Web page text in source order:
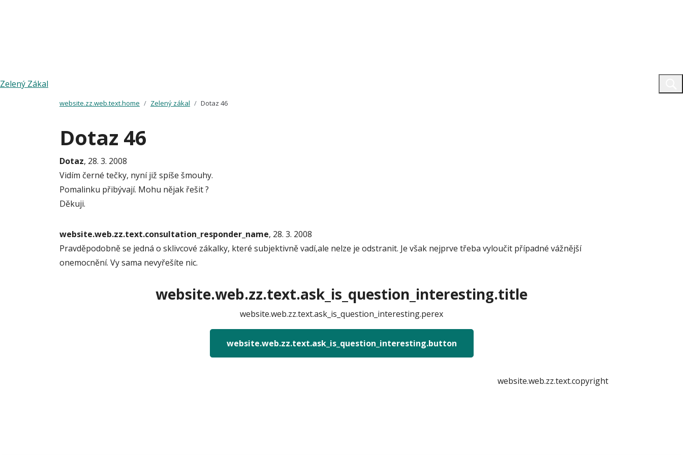
Zelený Zákal
website.zz.web.text.home Zelený zákal Dotaz 46
Dotaz 46
Dotaz, 28. 3. 2008
Vidím černé tečky, nyní již spíše šmouhy.
Pomalinku přibývají. Mohu nějak řešit ?
Děkuji.
website.web.zz.text.consultation_responder_name, 28. 3. 2008
Pravděpodobně se jedná o sklivcové zákalky, které subjektivně vadí,ale nelze je odstranit. Je však nejprve třeba vyloučit případné vážnější
onemocnění. Vy sama nevyřešíte nic.
website.web.zz.text.ask_is_question_interesting.title
website.web.zz.text.ask_is_question_interesting.perex
website.web.zz.text.ask_is_question_interesting.button
website.web.zz.text.copyright